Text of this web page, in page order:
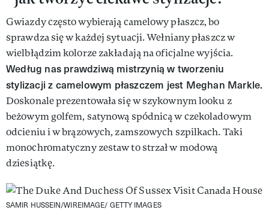
Gwiazdy często wybierają camelowy płaszcz, bo
sprawdza się w każdej sytuacji. Wełniany płaszcz w
wielbłądzim kolorze zakładają na oficjalne wyjścia.
Według nas prawdziwą mistrzynią w tworzeniu
stylizacji z camelowym płaszczem jest Meghan Markle.
Doskonale prezentowała się w szykownym looku z
beżowym golfem, satynową spódnicą w czekoladowym
odcieniu i w brązowych, zamszowych szpilkach. Taki
monochromatyczny zestaw to strzał w modową
dziesiątkę.
SAMIR HUSSEIN/WIREIMAGE/ GETTY IMAGES